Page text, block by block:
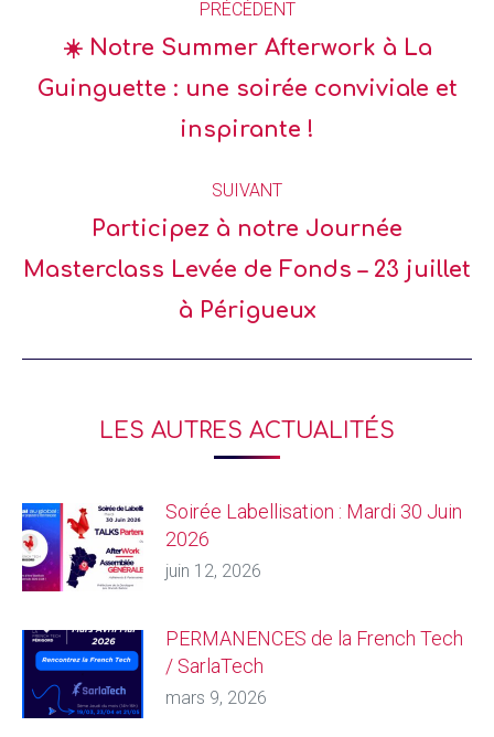
PRÉCÉDENT
☀️ Notre Summer Afterwork à La
Guinguette : une soirée conviviale et
inspirante !
SUIVANT
Participez à notre Journée
Masterclass Levée de Fonds – 23 juillet
à Périgueux
LES AUTRES ACTUALITÉS
Soirée Labellisation : Mardi 30 Juin
2026
juin 12, 2026
PERMANENCES de la French Tech
/ SarlaTech
mars 9, 2026